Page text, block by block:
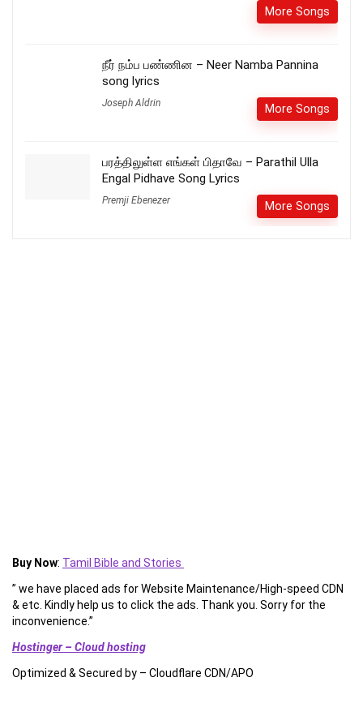
More Songs
நீர் நம்ப பண்ணின – Neer Namba Pannina
song lyrics
Joseph Aldrin More Songs
பரத்திலுள்ள எங்கள் பிதாவே – Parathil Ulla
Engal Pidhave Song Lyrics
Premji Ebenezer More Songs
Buy Now: Tamil Bible and Stories
” we have placed ads for Website Maintenance/High-speed CDN
& etc. Kindly help us to click the ads. Thank you. Sorry for the
inconvenience.”
Hostinger – Cloud hosting
Optimized & Secured by – Cloudflare CDN/APO